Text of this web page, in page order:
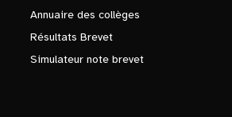
Annuaire des collèges
Résultats Brevet
Simulateur note brevet